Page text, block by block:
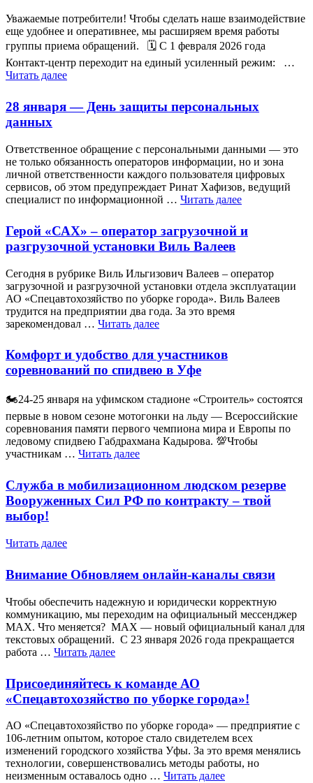
Уважаемые потребители! Чтобы сделать наше взаимодействие
еще удобнее и оперативнее, мы расширяем время работы
группы приема обращений. 🗓 С 1 февраля 2026 года
Контакт-центр переходит на единый усиленный режим: …
Читать далее
28 января — День защиты персональных
данных
Ответственное обращение с персональными данными — это
не только обязанность операторов информации, но и зона
личной ответственности каждого пользователя цифровых
сервисов, об этом предупреждает Ринат Хафизов, ведущий
специалист по информационной … Читать далее
Герой «САХ» – оператор загрузочной и
разгрузочной установки Виль Валеев
Сегодня в рубрике Виль Ильгизович Валеев – оператор
загрузочной и разгрузочной установки отдела эксплуатации
АО «Спецавтохозяйство по уборке города». Виль Валеев
трудится на предприятии два года. За это время
зарекомендовал … Читать далее
Комфорт и удобство для участников
соревнований по спидвею в Уфе
🏍️24-25 января на уфимском стадионе «Строитель» состоятся
первые в новом сезоне мотогонки на льду — Всероссийские
соревнования памяти первого чемпиона мира и Европы по
ледовому спидвею Габдрахмана Кадырова. 💯Чтобы
участникам … Читать далее
Служба в мобилизационном людском резерве
Вооруженных Сил РФ по контракту – твой
выбор!
Читать далее
Внимание Обновляем онлайн-каналы связи
Чтобы обеспечить надежную и юридически корректную
коммуникацию, мы переходим на официальный мессенджер
MAX. Что меняется? MAX — новый официальный канал для
текстовых обращений. С 23 января 2026 года прекращается
работа … Читать далее
Присоединяйтесь к команде АО
«Спецавтохозяйство по уборке города»!
АО «Спецавтохозяйство по уборке города» — предприятие с
106-летним опытом, которое стало свидетелем всех
изменений городского хозяйства Уфы. За это время менялись
технологии, совершенствовались методы работы, но
неизменным оставалось одно … Читать далее